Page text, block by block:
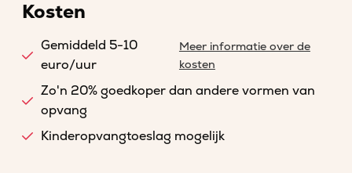
Kosten
Gemiddeld 5-10
euro/uur
Meer informatie over de
kosten
Zo'n 20% goedkoper dan andere vormen van
opvang
Kinderopvangtoeslag mogelijk